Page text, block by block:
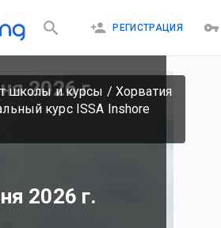
РЕГИСТРАЦИЯ
школы и курсы / Хорватия
курс ISSA Inshore
2026 г.
2026 г.